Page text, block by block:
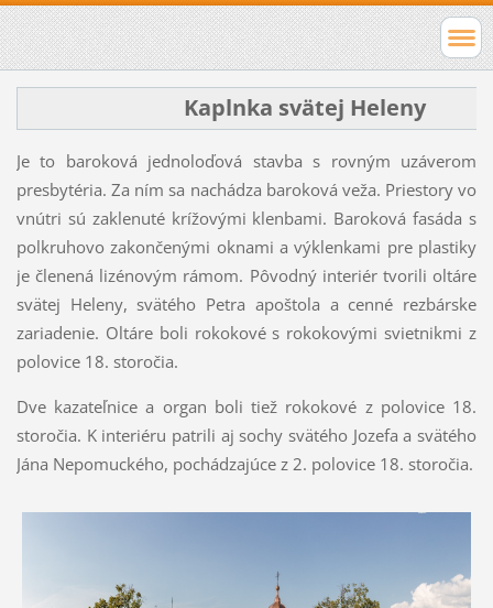
Kaplnka svätej Heleny
Je to baroková jednoloďová stavba s rovným uzáverom
presbytéria. Za ním sa nachádza baroková veža. Priestory vo
vnútri sú zaklenuté krížovými klenbami. Baroková fasáda s
polkruhovo zakončenými oknami a výklenkami pre plastiky
je členená lizénovým rámom. Pôvodný interiér tvorili oltáre
svätej Heleny, svätého Petra apoštola a cenné rezbárske
zariadenie. Oltáre boli rokokové s rokokovými svietnikmi z
polovice 18. storočia.
Dve kazateľnice a organ boli tiež rokokové z polovice 18.
storočia. K interiéru patrili aj sochy svätého Jozefa a svätého
Jána Nepomuckého, pochádzajúce z 2. polovice 18. storočia.